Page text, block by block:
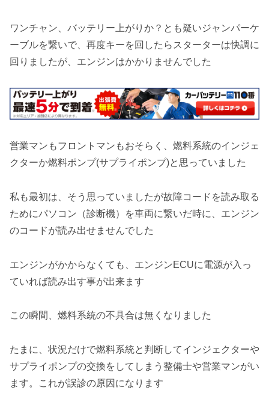
ワンチャン、バッテリー上がりか？とも疑いジャンパーケ
ーブルを繋いで、再度キーを回したらスターターは快調に
回りましたが、エンジンはかかりませんでした
営業マンもフロントマンもおそらく、燃料系統のインジェ
クターか燃料ポンプ(サプライポンプ)と思っていました
私も最初は、そう思っていましたが故障コードを読み取る
ためにパソコン（診断機）を車両に繋いだ時に、エンジン
のコードが読み出せませんでした
エンジンがかからなくても、エンジンECUに電源が入っ
ていれば読み出す事が出来ます
この瞬間、燃料系統の不具合は無くなりました
たまに、状況だけで燃料系統と判断してインジェクターや
サプライポンプの交換をしてしまう整備士や営業マンがい
ます。これが誤診の原因になります